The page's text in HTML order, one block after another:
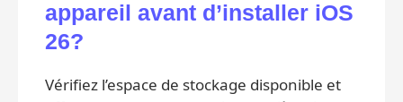
appareil avant d’installer iOS
26?
Vérifiez l’espace de stockage disponible et